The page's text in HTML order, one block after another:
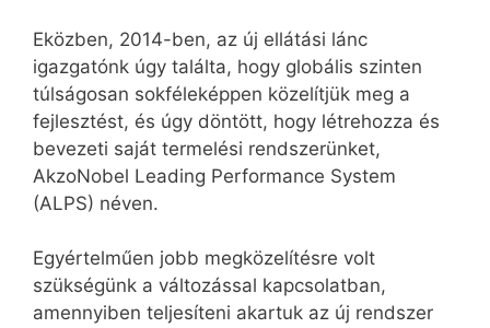
Eközben, 2014-ben, az új ellátási lánc
igazgatónk úgy találta, hogy globális szinten
túlságosan sokféleképpen közelítjük meg a
fejlesztést, és úgy döntött, hogy létrehozza és
bevezeti saját termelési rendszerünket,
AkzoNobel Leading Performance System
(ALPS) néven.
Egyértelműen jobb megközelítésre volt
szükségünk a változással kapcsolatban,
amennyiben teljesíteni akartuk az új rendszer